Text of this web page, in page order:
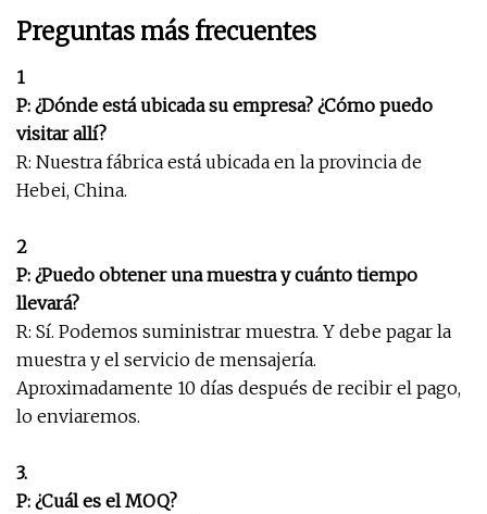
Preguntas más frecuentes
1
P: ¿Dónde está ubicada su empresa? ¿Cómo puedo
visitar allí?
R: Nuestra fábrica está ubicada en la provincia de
Hebei, China.
2
P: ¿Puedo obtener una muestra y cuánto tiempo
llevará?
R: Sí. Podemos suministrar muestra. Y debe pagar la
muestra y el servicio de mensajería.
Aproximadamente 10 días después de recibir el pago,
lo enviaremos.
3.
P: ¿Cuál es el MOQ?